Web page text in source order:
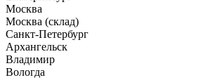
Москва
Москва (склад)
Санкт-Петербург
Архангельск
Владимир
Вологда